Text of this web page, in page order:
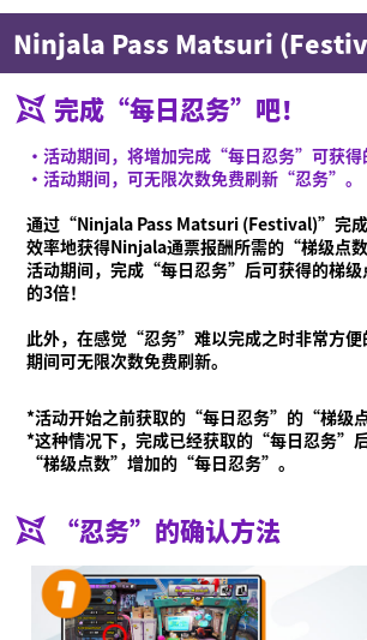
Ninjala Pass Matsuri
完成“每日忍务”吧！
·活动期间，将増加完成“每日忍务”可获
·活动期间，可无限次数免费刷新“忍务”。
通过“Ninjala Pass Matsuri (Festival)”完
效率地获得Ninjala通票报酬所需的“梯级点
活动期间，完成“每日忍务”后可获得的梯级
的3倍！
此外，在感觉“忍务”难以完成之时非常方便
期间可无限次数免费刷新。
*活动开始之前获取的“每日忍务”的“梯级
*这种情况下，完成已经获取的“每日忍务”
“梯级点数”增加的“每日忍务”。
“忍务”的确认方法